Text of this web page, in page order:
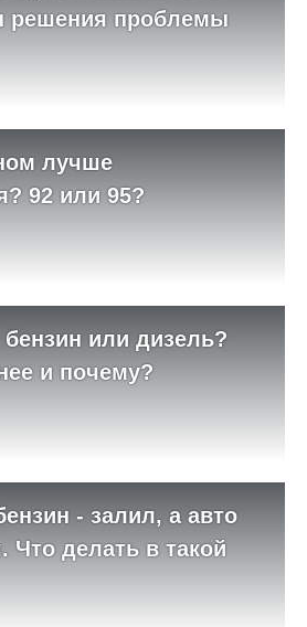
решения проблемы
лучше
92 или 95?
или дизель?
и почему?
- залил, а авто
Что делать в такой